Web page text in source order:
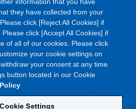
ー
シー
they have collected from your
click [Reject All Cookies] if
click [Accept All Cookies] if
of all of our cookies. Please click
your cookie settings on
your consent at any time
button located in our Cookie
Cookie Settings